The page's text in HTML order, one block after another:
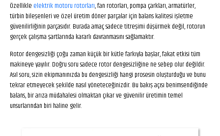
Özellikle elektrik motoru rotorları, fan rotorları, pompa çarkları, armatürler,
türbin bileşenleri ve özel üretim döner parçalar için balans kalitesi işletme
güvenilirliğinin parçasıdır. Burada amaç sadece titreşimi düşürmek değil, rotorun
gerçek çalışma şartlarında kararlı davranmasını sağlamaktır.
Rotor dengesizliği çoğu zaman küçük bir kütle farkıyla başlar, fakat etkisi tüm
makineye yayılır. Doğru soru sadece rotor dengesizliğine ne sebep olur değildir.
Asıl soru, sizin ekipmanınızda bu dengesizliği hangi prosesin oluşturduğu ve bunu
tekrar etmeyecek şekilde nasıl yöneteceğinizdir. Bu bakış açısı benimsendiğinde
balans, bir arıza müdahalesi olmaktan çıkar ve güvenilir üretimin temel
unsurlarından biri haline gelir.